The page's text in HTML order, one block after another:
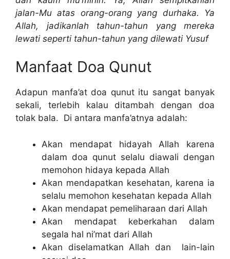
jalan-Mu atas orang-orang yang durhaka. Ya
Allah, jadikanlah tahun-tahun yang mereka
lewati seperti tahun-tahun yang dilewati Yusuf
Manfaat Doa Qunut
Adapun manfa’at doa qunut itu sangat banyak
sekali, terlebih kalau ditambah dengan doa
tolak bala. Di antara manfa’atnya adalah:
Akan mendapat hidayah Allah karena
dalam doa qunut selalu diawali dengan
memohon hidaya kepada Allah
Akan mendapatkan kesehatan, karena ia
selalu memohon kesehatan kepada Allah
Akan mendapat pemeliharaan dari Allah
Akan mendapat keberkahan dalam
segala hal ni’mat dari Allah
Akan diselamatkan Allah dan lain-lain